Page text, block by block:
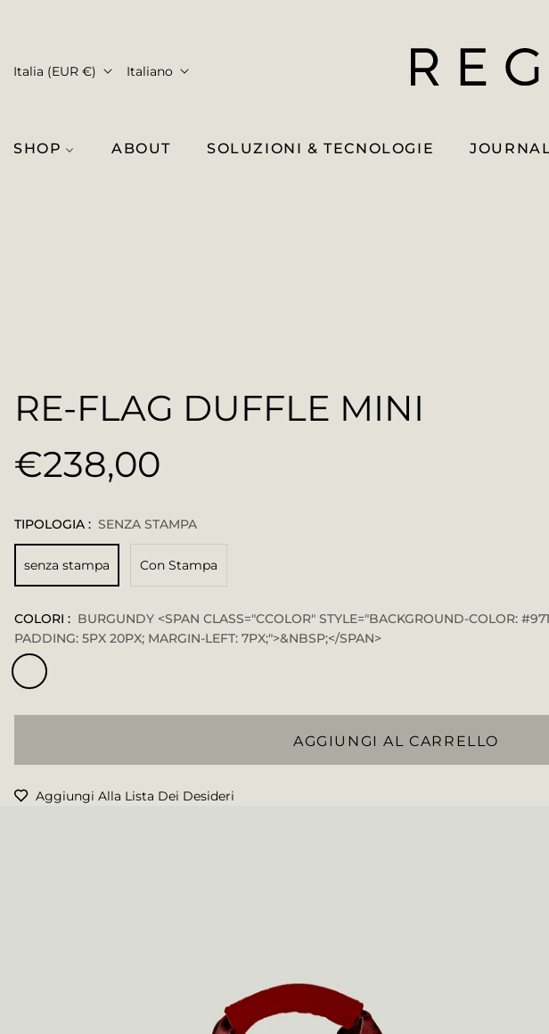
Italia (EUR €) Italiano
SHOP ABOUT SOLUZIONI & TECNOLOGIE
RE-FLAG DUFFLE MINI
Prezzo
€238,00
TIPOLOGIA : SENZA STAMPA
senza stampa Con Stampa
COLORI : BURGUNDY <SPAN CLASS="CCOLOR" STYLE="BACKGROUND-COLOR:
PADDING: 5PX 20PX; MARGIN-LEFT: 7PX;">&NBSP;</SPAN>
AGGIUNGI AL CARRELLO
Aggiungi Alla Lista Dei Desideri